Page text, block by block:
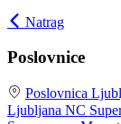
Natrag
Poslovnice
Poslovnica
Ljubljana NC